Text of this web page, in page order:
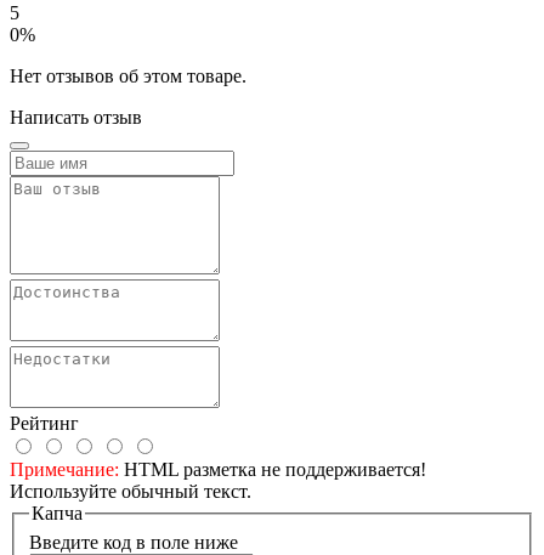
5
0%
Нет отзывов об этом товаре.
Написать отзыв
Рейтинг
Примечание: HTML разметка не поддерживается!
Используйте обычный текст.
Капча
Введите код в поле ниже